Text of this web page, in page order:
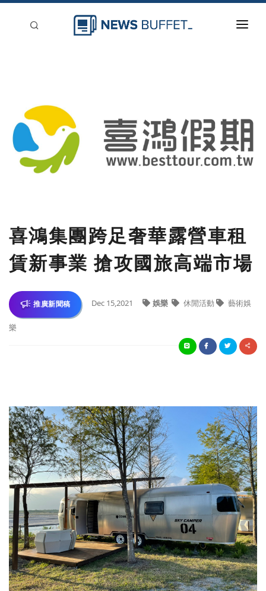
登入
刊登
喜鴻集團跨足奢華露營車租
賃新事業 搶攻國旅高端市場
推廣新聞稿 Dec 15,2021 娛樂 休閒活動 藝術娛
樂